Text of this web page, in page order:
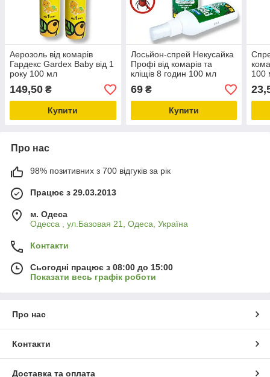
Аерозоль від комарів
Гардекс Gardex Baby від 1
року 100 мл
149,50 ₴
Купити
Лосьйон-спрей Некусайка
Профі від комарів та
кліщів 8 годин 100 мл
69₴
Купити
100
Про нас
98% позитивних з 700 відгуків за рік
Працює з 29.03.2013
м. Одеса
Одесса , ул.Базовая 21, Одеса, Україна
Контакти
Сьогодні працює з 08:00 до 15:00
Показати весь графік роботи
Про нас
Контакти
Доставка та оплата